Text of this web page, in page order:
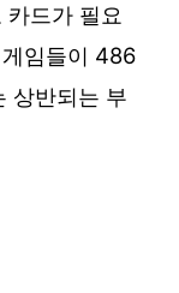
드가 필요
임들이 486
상반되는 부